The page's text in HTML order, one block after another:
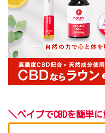
＼べイプでCBDを簡単